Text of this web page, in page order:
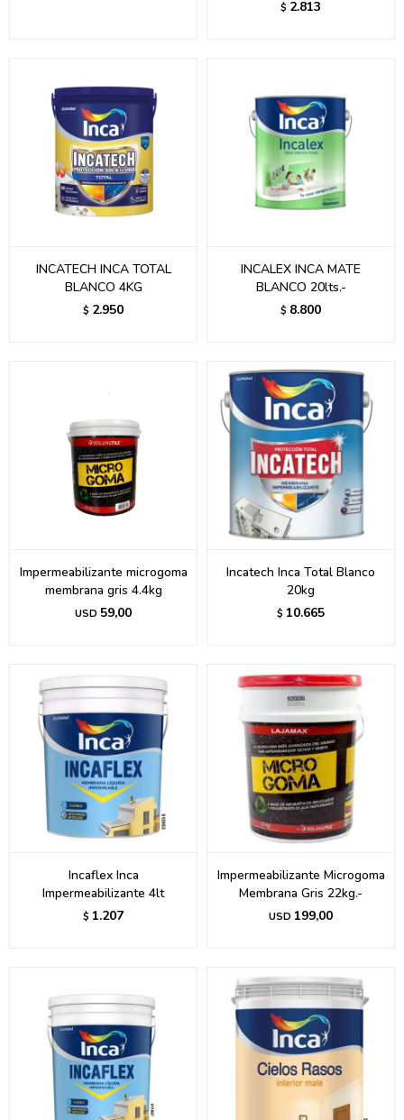
$ 2.813
INCATECH INCA TOTAL
BLANCO 4KG
$ 2.950
INCALEX INCA MATE
BLANCO 20lts.-
$ 8.800
Impermeabilizante microgoma
membrana gris 4.4kg
USD 59,00
Incatech Inca Total Blanco
20kg
$ 10.665
Incaflex Inca
Impermeabilizante 4lt
$ 1.207
Impermeabilizante Microgoma
Membrana Gris 22kg.-
USD 199,00